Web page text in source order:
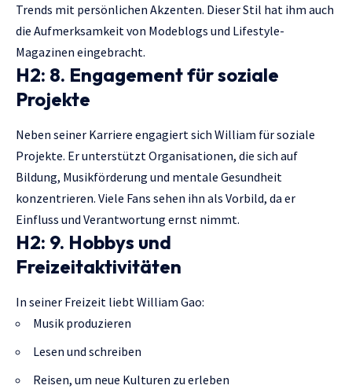
Trends mit persönlichen Akzenten. Dieser Stil hat ihm auch
die Aufmerksamkeit von Modeblogs und Lifestyle-
Magazinen eingebracht.
H2: 8. Engagement für soziale
Projekte
Neben seiner Karriere engagiert sich William für soziale
Projekte. Er unterstützt Organisationen, die sich auf
Bildung, Musikförderung und mentale Gesundheit
konzentrieren. Viele Fans sehen ihn als Vorbild, da er
Einfluss und Verantwortung ernst nimmt.
H2: 9. Hobbys und
Freizeitaktivitäten
In seiner Freizeit liebt William Gao:
Musik produzieren
Lesen und schreiben
Reisen, um neue Kulturen zu erleben